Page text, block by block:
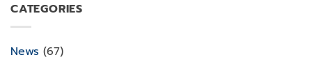
CATEGORIES
News (67)